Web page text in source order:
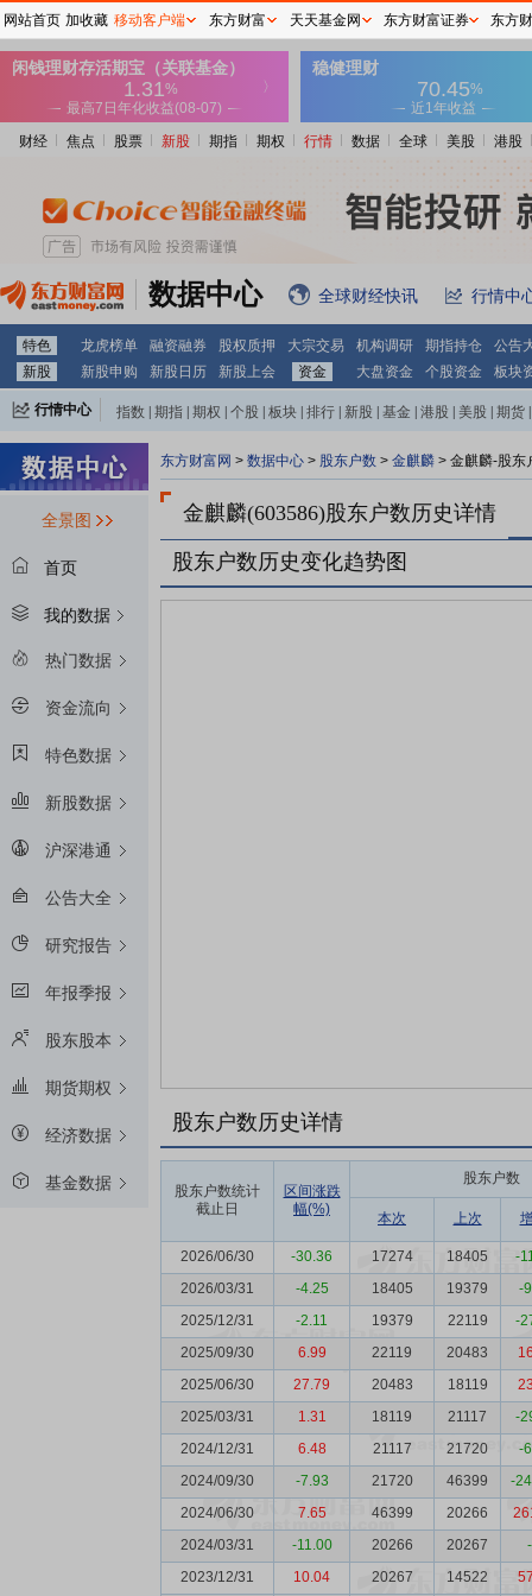
财经 焦点 股票 新股 期指 期权 行情 数据 全球 美股 港股
数据中心 全球财经快讯 行情中
特色 龙虎榜单 融资融券 股权质押 大宗交易 机构调研 期指持仓
公告
新股
新股申购 新股日历 新股上会 资金 大盘资金 个股资金 板块
行情中心 指数 期指 期权 个股 板块 排行 新股 基金 港股 美股 期货
全景图
首页
我的数据
热门数据
资金流向
特色数据
新股数据
沪深港通
公告大全
研究报告
年报季报
股东股本
期货期权
经济数据
基金数据
东方财富网 > 数据中心 > 股东户数 > 金麒麟 > 金麒麟-股东
金麒麟(603586)股东户数历史详情
股东户数历史变化趋势图
股东户数历史详情
股东户数统计
截止日
区间涨跌
幅(%)
股东户数
本次 上次
2026/06/30 -30.36 17274 18405
-
2026/03/31
-4.25 18405 19379
-
2025/12/31
-2.11 19379 22119
-
2025/09/30
6.99 22119 20483
2025/06/30
27.79 20483 18119
2025/03/31
1.31 18119 21117
-
2024/12/31
6.48 21117 21720
-
2024/09/30
-7.93 21720 46399
-
2024/06/30
7.65 46399 20266
2024/03/31
-11.00 20266 20267
2023/12/31
10.04 20267 14522
网站首页 加收藏 移动客户端 东方财富 天天基金网 东方财富证券 东方